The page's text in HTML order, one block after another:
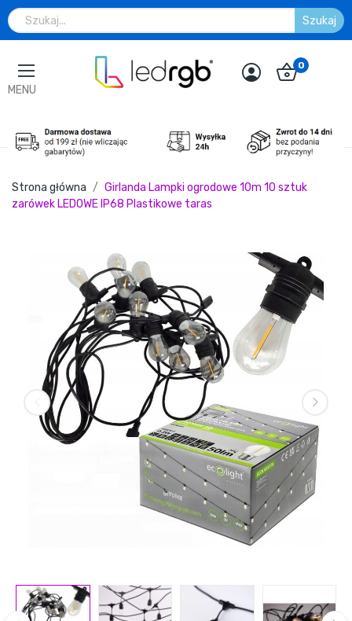
Szukaj
0
MENU
Strona główna
Girlanda Lampki ogrodowe 10m 10 sztuk
zarówek LEDOWE IP68 Plastikowe taras